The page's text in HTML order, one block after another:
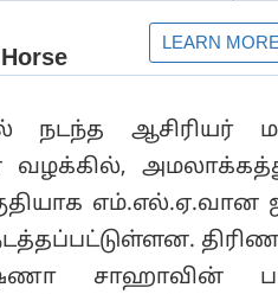
நடந்த ஆசிரியர்
எம்.எல்.ஏ.வான
சாஹாவின்